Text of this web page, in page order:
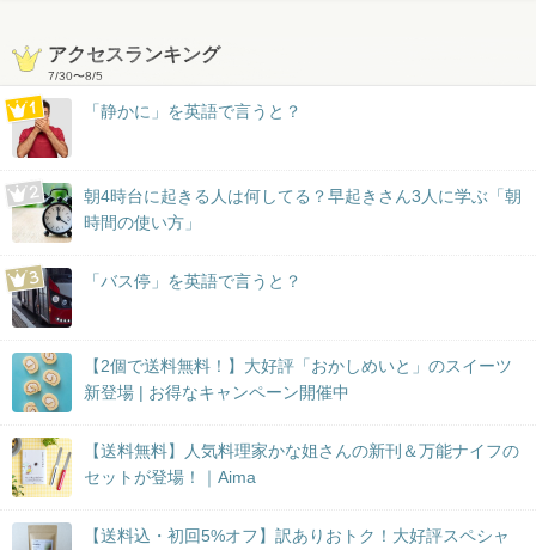
アクセスランキング
7/30〜8/5
「静かに」を英語で言うと？
朝4時台に起きる人は何してる？早起きさん3人に学ぶ「朝
時間の使い方」
「バス停」を英語で言うと？
【2個で送料無料！】大好評「おかしめいと」のスイーツ
新登場 | お得なキャンペーン開催中
【送料無料】人気料理家かな姐さんの新刊＆万能ナイフの
セットが登場！｜Aima
【送料込・初回5%オフ】訳ありおトク！大好評スペシャ